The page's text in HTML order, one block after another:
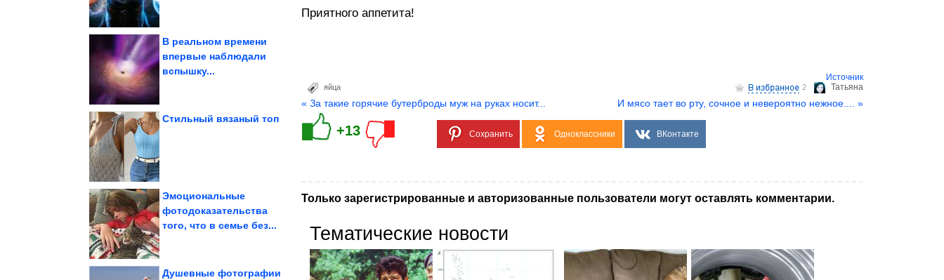
В реальном времени
впервые наблюдали
вспышку...
Стильный вязаный топ
В Ставрополе провели
Эмоциональные
фотодоказательства
того, что в семье без...
Душевные фотографии
Приятного аппетита!
Источник
Татьяна
2
яйца
« За такие горячие бутерброды муж на руках носит... И мясо тает во рту, сочное и невероятно нежное.... »
+13 Сохранить Одноклассники ВКонтакте
Только зарегистрированные и авторизованные пользователи могут оставлять комментарии.
Тематические новости